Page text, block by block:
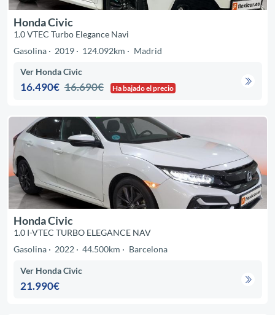
Honda Civic
1.0 VTEC Turbo Elegance Navi
Gasolina
2019 124.092km Madrid
Ver Honda Civic
16.490€ 16.690€ Ha bajado el precio
Honda Civic
1.0 I-VTEC TURBO ELEGANCE NAV
Gasolina
2022 44.500km Barcelona
Ver Honda Civic
21.990€